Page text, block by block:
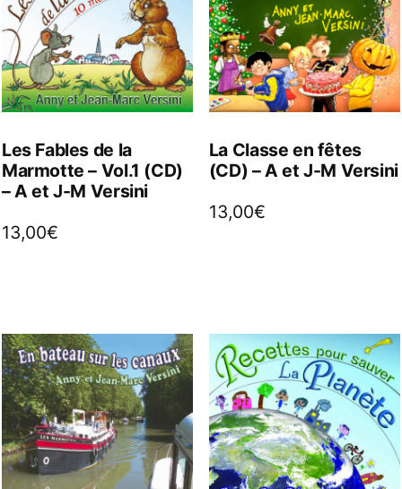
Les Fables de la
Marmotte – Vol.1 (CD)
– A et J-M Versini
13,00€
La Classe en fêtes
(CD) – A et J-M Versini
13,00€